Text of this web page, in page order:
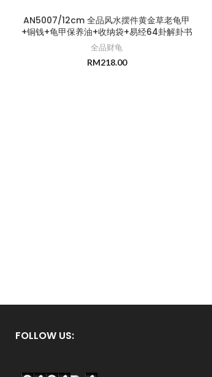
AN5007/12cm 全品风水摆件黄金草老龟甲
+铜钱+龟甲保养油+收纳袋+易经64卦解卦书
全品财龟
RM218.00
FOLLOW US: